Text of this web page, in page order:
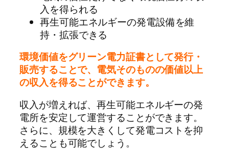
入を得られる
再生可能エネルギーの発電設備を維
持・拡張できる
環境価値をグリーン電力証書として発行・
販売することで、電気そのものの価値以上
の収入を得ることができます。
収入が増えれば、再生可能エネルギーの発
電所を安定して運営することができます。
さらに、規模を大きくして発電コストを抑
えることも可能でしょう。